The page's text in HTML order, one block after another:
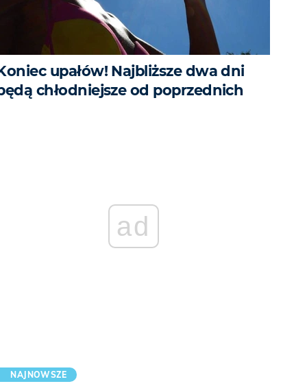
upałów! Najbliższe dwa dni
chłodniejsze od poprzednich
ad
NAJNOWSZE